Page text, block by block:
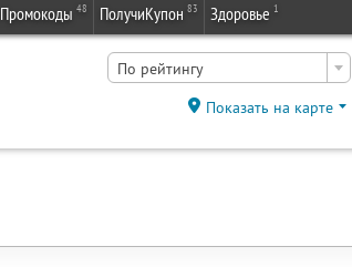
Промокоды 48 ПолучиКупон 83 Здоровье 1
По рейтингу
Показать на карте